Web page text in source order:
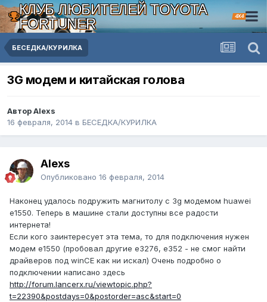
КЛУБ ЛЮБИТЕЛЕЙ TOYOTA
FORTUNER
4X4
БЕСЕДКА/КУРИЛКА
3G модем и китайская голова
Автор Alexs
16 февраля, 2014 в БЕСЕДКА/КУРИЛКА
Alexs
Опубликовано 16 февраля, 2014
Наконец удалось подружить магнитолу с 3g модемом huawei
e1550. Теперь в машине стали доступны все радости
интернета!
Если кого заинтересует эта тема, то для подключения нужен
модем e1550 (пробовал другие e3276, e352 - не смог найти
драйверов под winCE как ни искал) Очень подробно о
подключении написано здесь
http://forum.lancerx.ru/viewtopic.php?
t=22390&postdays=0&postorder=asc&start=0